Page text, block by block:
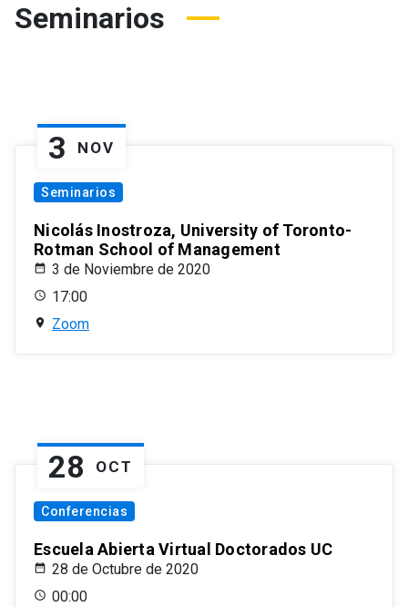
Seminarios
3 NOV
Seminarios
Nicolás Inostroza, University of Toronto-
Rotman School of Management
3 de Noviembre de 2020
17:00
Zoom
28 OCT
Conferencias
Escuela Abierta Virtual Doctorados UC
28 de Octubre de 2020
00:00